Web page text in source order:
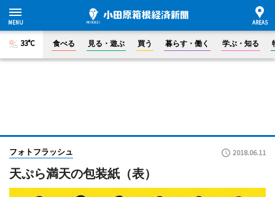
33°C 食べる 見る・遊ぶ 買う 暮らす・働く 学ぶ・知る
フォトフラッシュ 2018.06.11
天ぷら満天の包装紙（表）